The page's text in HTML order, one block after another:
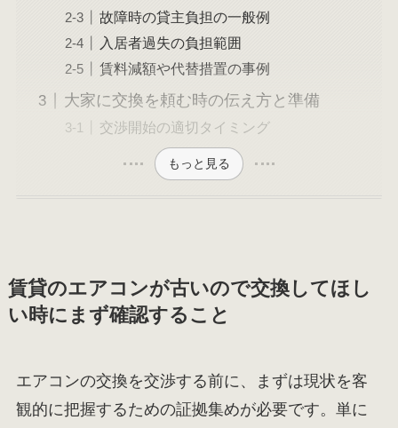
故障時の貸主負担の一般例
入居者過失の負担範囲
賃料減額や代替措置の事例
大家に交換を頼む時の伝え方と準備
交渉開始の適切タイミング
もっと見る
賃貸のエアコンが古いので交換してほし
い時にまず確認すること
エアコンの交換を交渉する前に、まずは現状を客
観的に把握するための証拠集めが必要です。単に